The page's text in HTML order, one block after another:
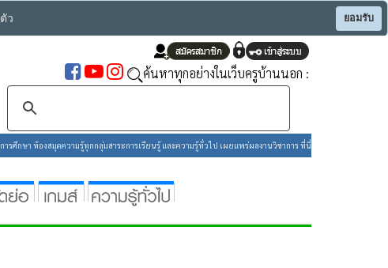
ว ยอมรับ
ค้นหาทุกอย่างในเว็บครูบ้านนอก :
รศึกษา ห้องสมุดความรู้ทุกกลุ่มสาระการเรียนรู้ และความรู้ทั่วไป เผยแพร่ผลงานวิชาการ ที่นี่